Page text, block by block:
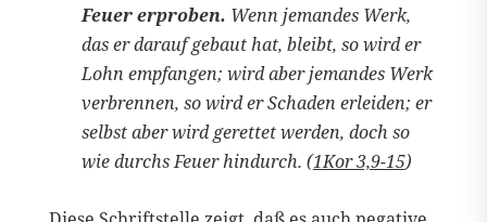
Feuer erproben. Wenn jemandes Werk,
das er darauf gebaut hat, bleibt, so wird er
Lohn empfangen; wird aber jemandes Werk
verbrennen, so wird er Schaden erleiden; er
selbst aber wird gerettet werden, doch so
wie durchs Feuer hindurch. (1Kor 3,9-15)